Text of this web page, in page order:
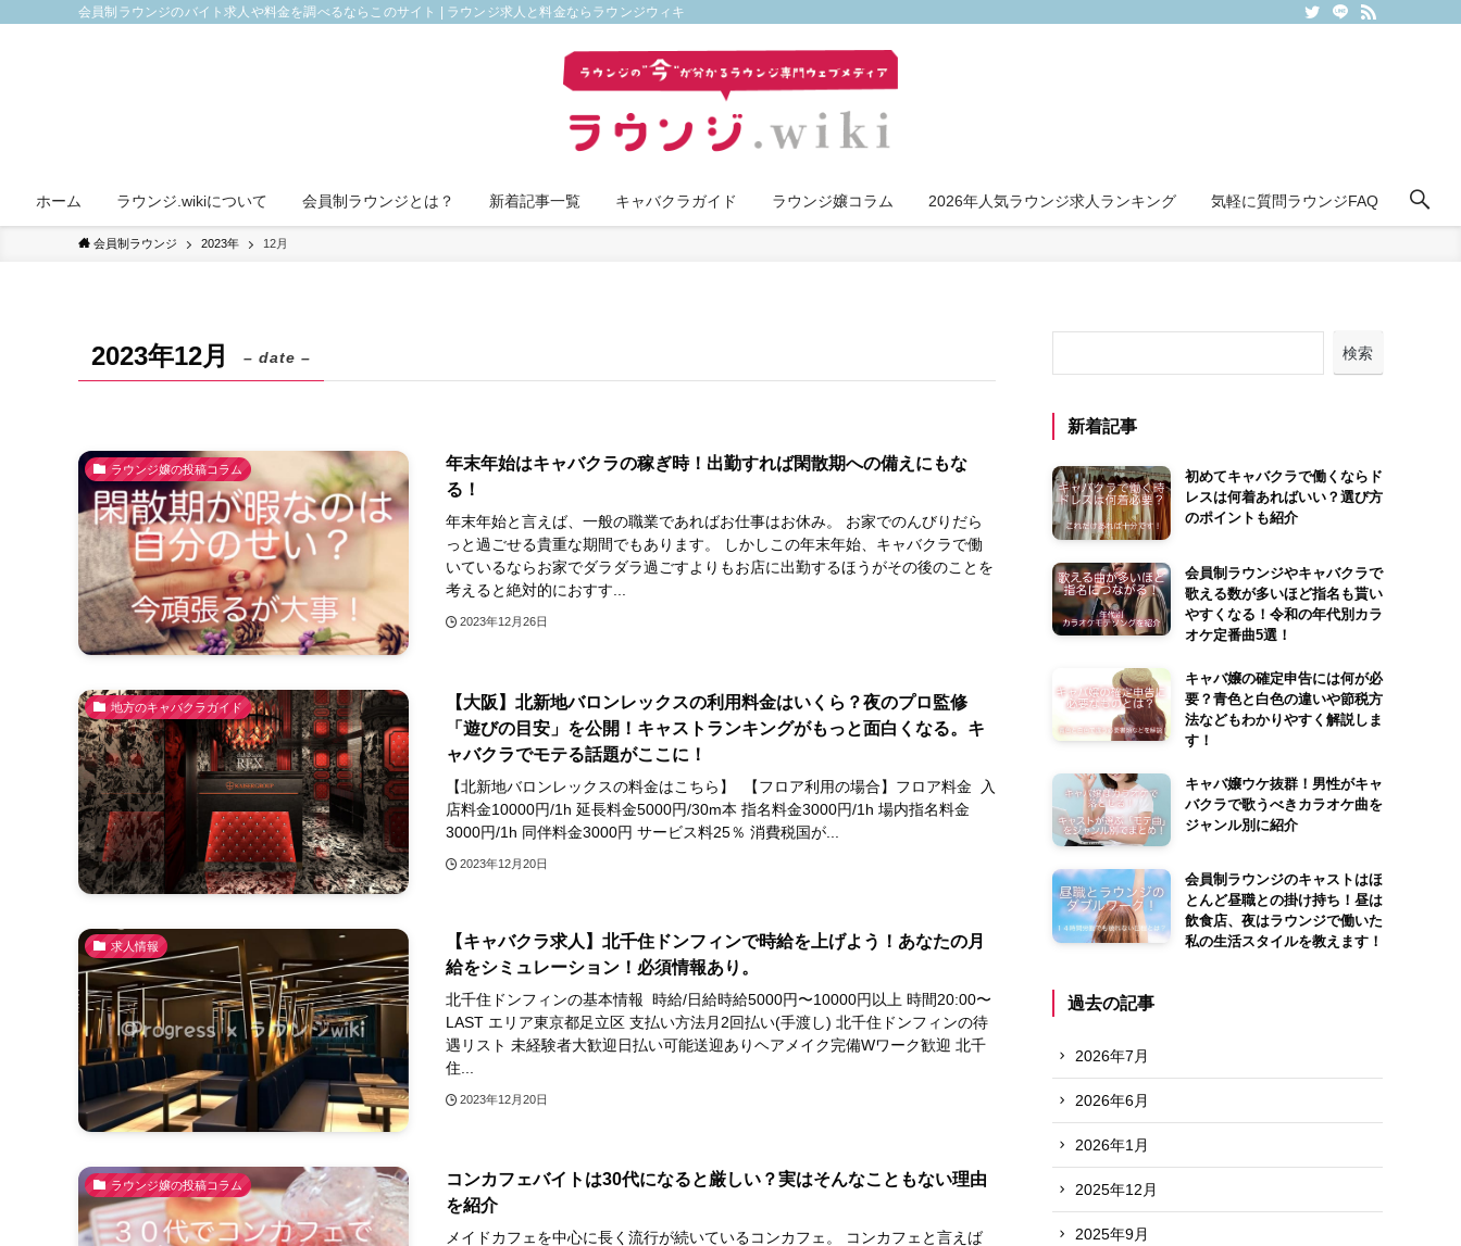
会員制ラウンジのバイト求人や料金を調べるならこのサイト | ラウンジ求人と料金ならラウンジウィキ
ホーム ラウンジ.wikiについて 会員制ラウンジとは？ 新着記事一覧 キャバクラガイド ラウンジ嬢コラム 2026年人気ラウンジ求人ランキング 気軽に質問ラウンジFAQ
会員制ラウンジ 2023年 12月
2023年12月 – date –
ラウンジ嬢の投稿コラム
年末年始はキャバクラの稼ぎ時！出勤すれば閑散期への備えにもな
る！
年末年始と言えば、一般の職業であればお仕事はお休み。 お家でのんびりだら
っと過ごせる貴重な期間でもあります。 しかしこの年末年始、キャバクラで働
いているならお家でダラダラ過ごすよりもお店に出勤するほうがその後のことを
考えると絶対的におすす...
2023年12月26日
地方のキャバクラガイド
【大阪】北新地バロンレックスの利用料金はいくら？夜のプロ監修
「遊びの目安」を公開！キャストランキングがもっと面白くなる。キ
ャバクラでモテる話題がここに！
【北新地バロンレックスの料金はこちら】 【フロア利用の場合】フロア料金 入
店料金10000円/1h 延長料金5000円/30m本 指名料金3000円/1h 場内指名料金
3000円/1h 同伴料金3000円 サービス料25％ 消費税国が...
2023年12月20日
求人情報
【キャバクラ求人】北千住ドンフィンで時給を上げよう！あなたの月
給をシミュレーション！必須情報あり。
北千住ドンフィンの基本情報 時給/日給時給5000円〜10000円以上 時間20:00〜
LAST エリア東京都足立区 支払い方法月2回払い(手渡し) 北千住ドンフィンの待
遇リスト 未経験者大歓迎日払い可能送迎ありヘアメイク完備Wワーク歓迎 北千
住...
2023年12月20日
ラウンジ嬢の投稿コラム
コンカフェバイトは30代になると厳しい？実はそんなこともない理由
を紹介
メイドカフェを中心に長く流行が続いているコンカフェ。 コンカフェと言えば
検索
新着記事
初めてキャバクラで働くならド
レスは何着あればいい？選び方
のポイントも紹介
会員制ラウンジやキャバクラで
歌える数が多いほど指名も貰い
やすくなる！令和の年代別カラ
オケ定番曲5選！
キャバ嬢の確定申告には何が必
要？青色と白色の違いや節税方
法などもわかりやすく解説しま
す！
キャバ嬢ウケ抜群！男性がキャ
バクラで歌うべきカラオケ曲を
ジャンル別に紹介
会員制ラウンジのキャストはほ
とんど昼職との掛け持ち！昼は
飲食店、夜はラウンジで働いた
私の生活スタイルを教えます！
過去の記事
2026年7月
2026年6月
2026年1月
2025年12月
2025年9月